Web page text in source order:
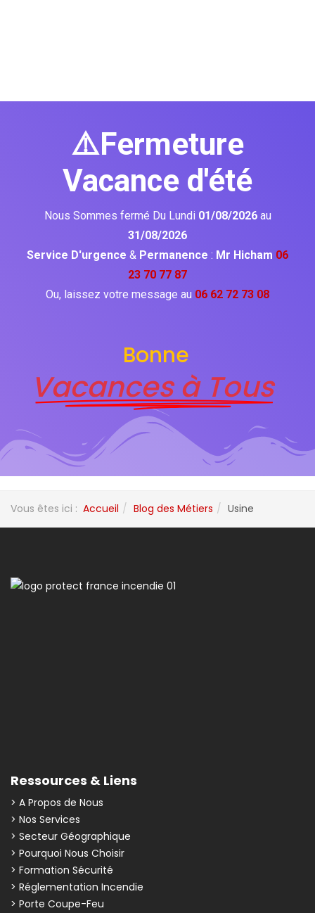
⚠️Fermeture
Vacance d'été
Nous Sommes fermé Du Lundi 01/08/2026 au
31/08/2026
Service D'urgence & Permanence : Mr Hicham 06
23 70 77 87
Ou, laissez votre message au 06 62 72 73 08
Bonne
Vacances à Tous
Vous êtes ici : Accueil Blog des Métiers Usine
Ressources & Liens
> A Propos de Nous
> Nos Services
> Secteur Géographique
> Pourquoi Nous Choisir
> Formation Sécurité
> Réglementation Incendie
> Porte Coupe-Feu